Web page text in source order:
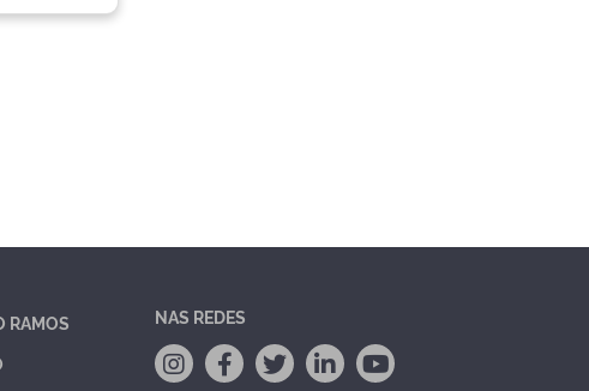
RAMOS
NAS REDES